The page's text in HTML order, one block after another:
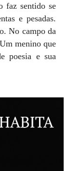
faz sentido se
e pesadas.
No campo da
menino que
poesia e sua